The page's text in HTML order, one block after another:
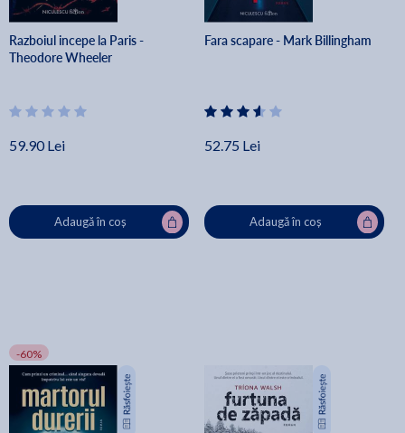
Razboiul incepe la Paris -
Theodore Wheeler
59.90 Lei
Adaugă în coș
Fara scapare - Mark Billingham
52.75 Lei
Adaugă în coș
-60%